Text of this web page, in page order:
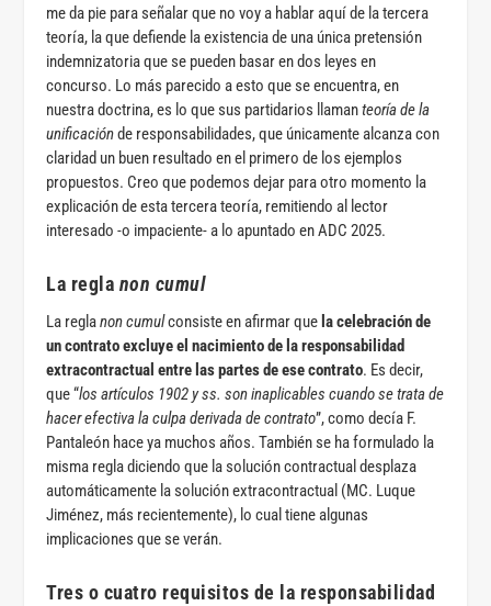
me da pie para señalar que no voy a hablar aquí de la tercera
teoría, la que defiende la existencia de una única pretensión
indemnizatoria que se pueden basar en dos leyes en
concurso. Lo más parecido a esto que se encuentra, en
nuestra doctrina, es lo que sus partidarios llamanteoría de la
unificaciónde responsabilidades, que únicamente alcanza con
claridad un buen resultado en el primero de los ejemplos
propuestos. Creo que podemos dejar para otro momento la
explicación de esta tercera teoría, remitiendo al lector
interesado -o impaciente- a lo apuntado en ADC 2025.
La regla non cumul
La reglanon cumulconsiste en afirmar que la celebración de
un contrato excluye el nacimiento de la responsabilidad
extracontractual entre las partes de ese contrato. Es decir,
que “los artículos 1902 y ss. son inaplicables cuando se trata de
hacer efectiva la culpa derivada de contrato”, como decía F.
Pantaleón hace ya muchos años. También se ha formulado la
misma regla diciendo que la solución contractual desplaza
automáticamente la solución extracontractual (MC. Luque
Jiménez, más recientemente), lo cual tiene algunas
implicaciones que se verán.
Tres o cuatro requisitos de la responsabilidad